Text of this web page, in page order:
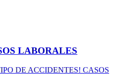
LABORALES
DE ACCIDENTES! CASOS